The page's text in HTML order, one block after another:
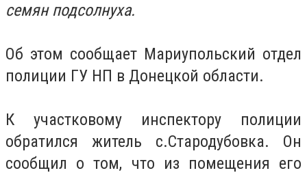
семян подсолнуха.
Об этом сообщает Мариупольский отдел
полиции ГУ НП в Донецкой области.
К участковому инспектору полиции
обратился житель с.Стародубовка. Он
сообщил о том, что из помещения его